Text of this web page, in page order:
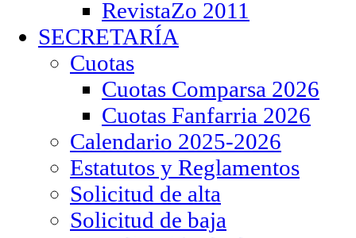
RevistaZo 2011
SECRETARÍA
Cuotas
Cuotas Comparsa 2026
Cuotas Fanfarria 2026
Calendario 2025-2026
Estatutos y Reglamentos
Solicitud de alta
Solicitud de baja